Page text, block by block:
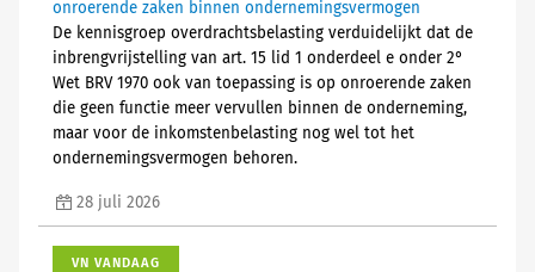
onroerende zaken binnen ondernemingsvermogen
De kennisgroep overdrachtsbelasting verduidelijkt dat de
inbrengvrijstelling van art. 15 lid 1 onderdeel e onder 2°
Wet BRV 1970 ook van toepassing is op onroerende zaken
die geen functie meer vervullen binnen de onderneming,
maar voor de inkomstenbelasting nog wel tot het
ondernemingsvermogen behoren.
28 juli 2026
VN VANDAAG